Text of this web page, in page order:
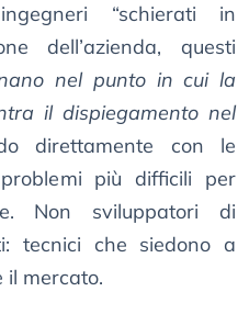
“schierati in
dell’azienda, questi
nel punto in cui la
il dispiegamento nel
direttamente con le
più difficili per
Non sviluppatori di
tecnici che siedono a
il mercato.